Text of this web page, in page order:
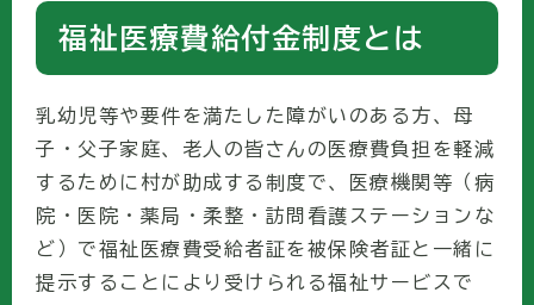
福祉医療費給付金制度とは
乳幼児等や要件を満たした障がいのある方、母
子・父子家庭、老人の皆さんの医療費負担を軽減
するために村が助成する制度で、医療機関等（病
院・医院・薬局・柔整・訪問看護ステーションな
ど）で福祉医療費受給者証を被保険者証と一緒に
提示することにより受けられる福祉サービスで